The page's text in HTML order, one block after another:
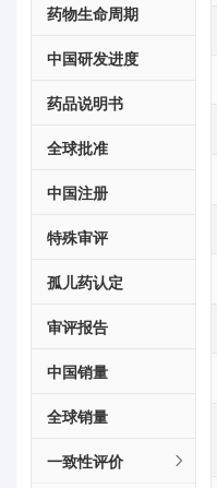
药物生命周期
中国研发进度
药品说明书
全球批准
中国注册
特殊审评
孤儿药认定
审评报告
中国销量
全球销量
一致性评价